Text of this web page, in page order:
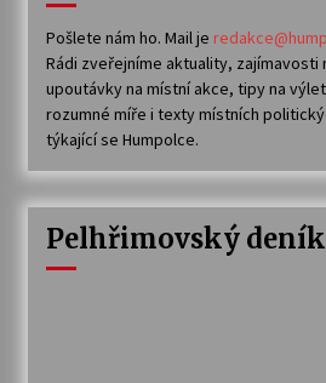
Pošlete nám ho. Mail je
Rádi zveřejníme aktuality, zajímavosti
upoutávky na místní akce, tipy na
rozumné míře i texty místních
týkající se Humpolce.
Pelhřimovský deník